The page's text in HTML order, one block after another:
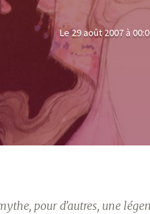
Le 29 août 2007 à
pour d'autres, une